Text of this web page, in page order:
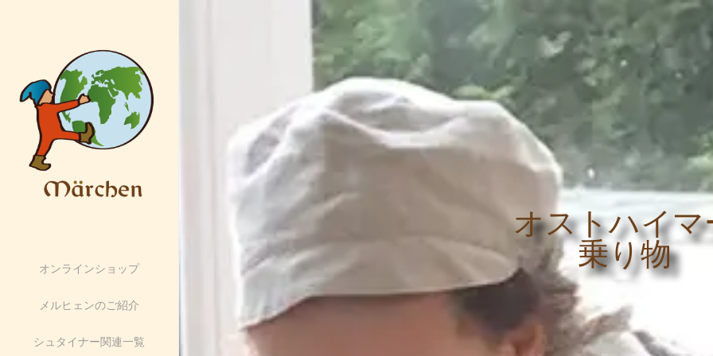
オンラインショップ
メルヒェンのご紹介
シュタイナー関連一覧
オストハイマ
乗り物